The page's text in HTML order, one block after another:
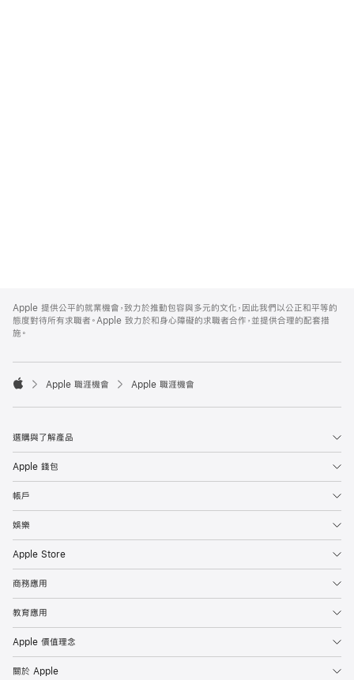
Footer
Apple 提供公平的就業機會，致力於推動包容與多元的文化，因此我們以公正和平等的
態度對待所有求職者。Apple 致力於和身心障礙的求職者合作，並提供合理的配套措
施。

Apple 職涯機會 Apple 職涯機會
選購與了解產品
Apple 錢包
帳戶
娛樂
Apple Store
商務應用
教育應用
Apple 價值理念
關於 Apple